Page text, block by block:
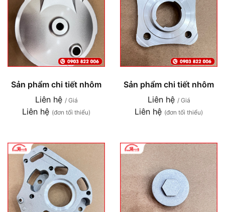
Sản phẩm chi tiết nhôm
Liên hệ / Giá
Liên hệ (đơn tối thiểu)
Sản phẩm chi tiết nhôm
Liên hệ / Giá
Liên hệ (đơn tối thiểu)